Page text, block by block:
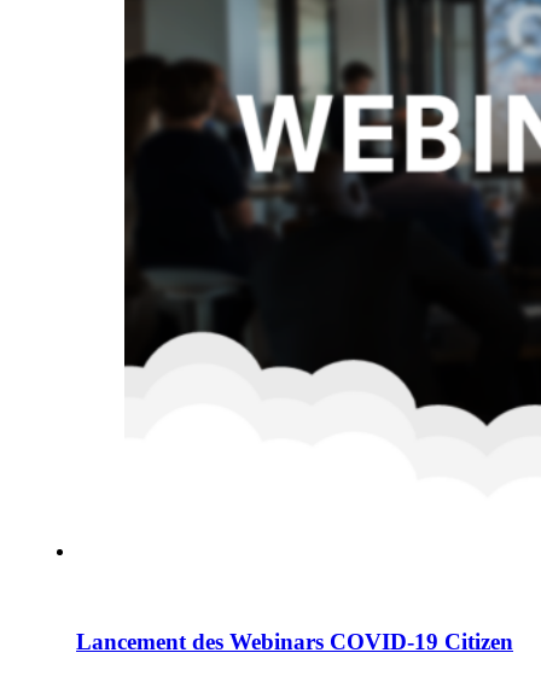
Lancement des Webinars COVID-19 Citizen